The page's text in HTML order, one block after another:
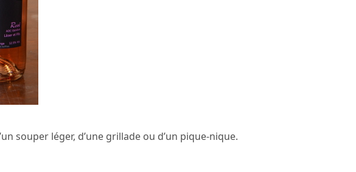
souper léger, d’une grillade ou d’un pique-nique.